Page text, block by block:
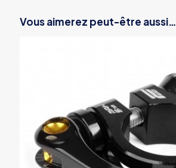
Vous aimerez peut-être aussi…